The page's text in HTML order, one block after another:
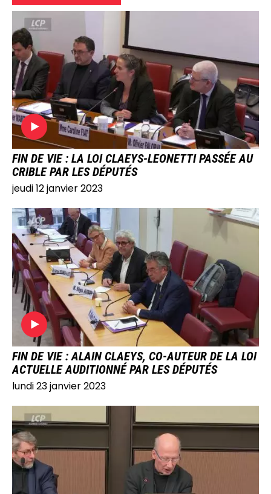
IMAGE
FIN DE VIE : LA LOI CLAEYS-LEONETTI PASSÉE AU
CRIBLE PAR LES DÉPUTÉS
jeudi 12 janvier 2023
IMAGE
FIN DE VIE : ALAIN CLAEYS, CO-AUTEUR DE LA LOI
ACTUELLE AUDITIONNÉ PAR LES DÉPUTÉS
lundi 23 janvier 2023
IMAGE